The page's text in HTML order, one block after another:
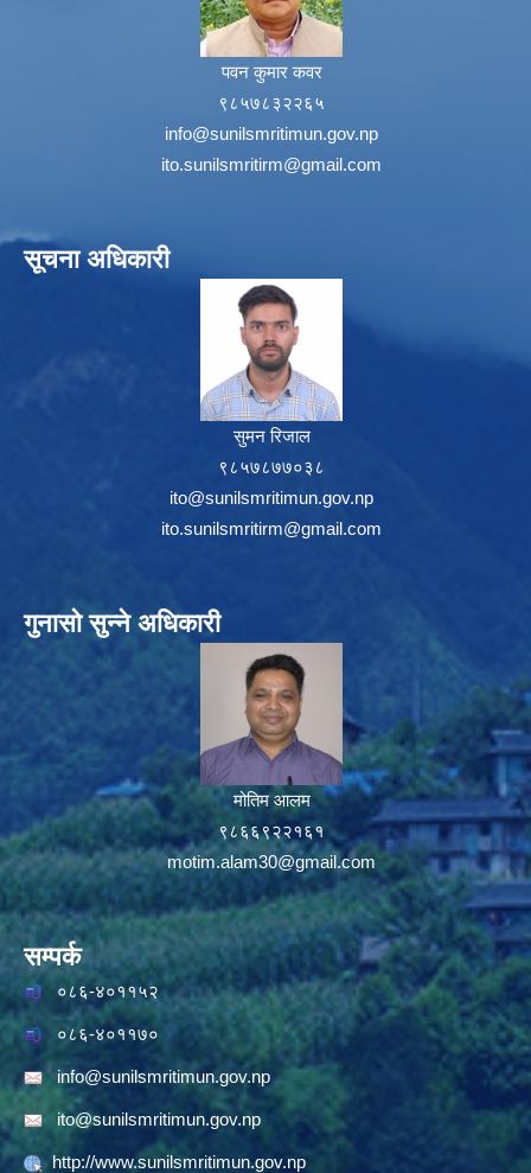
पवन कुमार कवर
९८५७८३२२६५
info@sunilsmritimun.gov.np
ito.sunilsmritirm@gmail.com
सूचना अधिकारी
सुमन रिजाल
९८५७८७७०३८
ito@sunilsmritimun.gov.np
ito.sunilsmritirm@gmail.com
गुनासो सुन्ने अधिकारी
मोतिम आलम
९८६६९२२१६१
motim.alam30@gmail.com
सम्पर्क
०८६-४०११५२
०८६-४०११७०
info@sunilsmritimun.gov.np
ito@sunilsmritimun.gov.np
http://www.sunilsmritimun.gov.np